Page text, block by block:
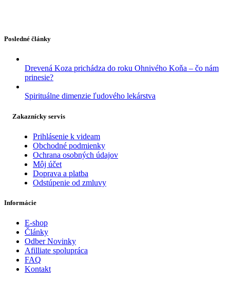
Posledné články
Drevená Koza prichádza do roku Ohnivého Koňa – čo nám
prinesie?
Spirituálne dimenzie ľudového lekárstva
Zakaznícky servis
Prihlásenie k videam
Obchodné podmienky
Ochrana osobných údajov
Môj účet
Doprava a platba
Odstúpenie od zmluvy
Informácie
E-shop
Články
Odber Novinky
Afilliate spolupráca
FAQ
Kontakt